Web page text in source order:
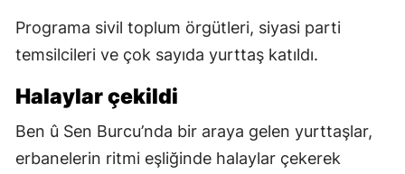
Programa sivil toplum örgütleri, siyasi parti
temsilcileri ve çok sayıda yurttaş katıldı.
Halaylar çekildi
Ben û Sen Burcu’nda bir araya gelen yurttaşlar,
erbanelerin ritmi eşliğinde halaylar çekerek